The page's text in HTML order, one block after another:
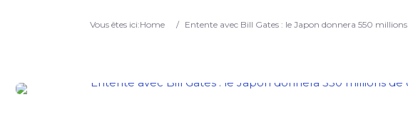
Vous êtes ici:Home / Entente avec Bill Gates : le Japon donnera 550 millions